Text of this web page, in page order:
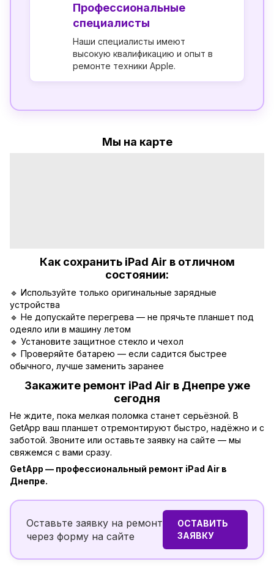
Профессиональные
специалисты
Наши специалисты имеют
высокую квалификацию и опыт в
ремонте техники Apple.
Мы на карте
Как сохранить iPad Air в отличном
состоянии:
🔹 Используйте только оригинальные зарядные
устройства
🔹 Не допускайте перегрева — не прячьте планшет под
одеяло или в машину летом
🔹 Установите защитное стекло и чехол
🔹 Проверяйте батарею — если садится быстрее
обычного, лучше заменить заранее
Закажите ремонт iPad Air в Днепре уже
сегодня
Не ждите, пока мелкая поломка станет серьёзной. В
GetApp ваш планшет отремонтируют быстро, надёжно и с
заботой. Звоните или оставьте заявку на сайте — мы
свяжемся с вами сразу.
GetApp — профессиональный ремонт iPad Air в
Днепре.
Оставьте заявку на ремонт
через форму на сайте
ОСТАВИТЬ
ЗАЯВКУ